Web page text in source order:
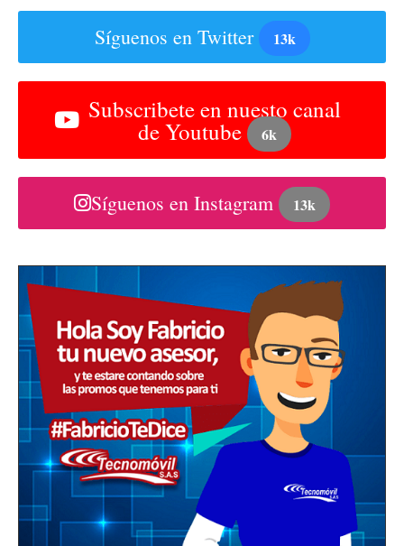
Síguenos en Twitter 13k
Subscribete en nuesto canal
de Youtube 6k
Síguenos en Instagram 13k